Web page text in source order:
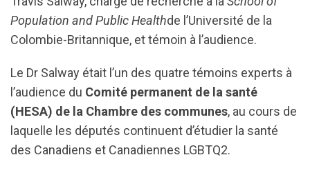
Population and Public Healthde l’Université de la
Colombie-Britannique, et témoin à l’audience.
Le Dr Salway était l’un des quatre témoins experts à
l’audience du Comité permanent de la santé
(HESA) de la Chambre des communes, au cours de
laquelle les députés continuent d’étudier la santé
des Canadiens et Canadiennes LGBTQ2.